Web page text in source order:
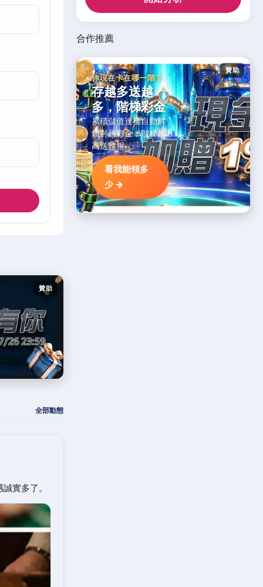
贊助
全部動態
實多了。
合作推薦
贊助
你現在卡在哪一階？
存越多送越
多，階梯彩金
累積儲值達標自動解
鎖對應彩金，階梯越
高送越狠。
看我能領多
少 →